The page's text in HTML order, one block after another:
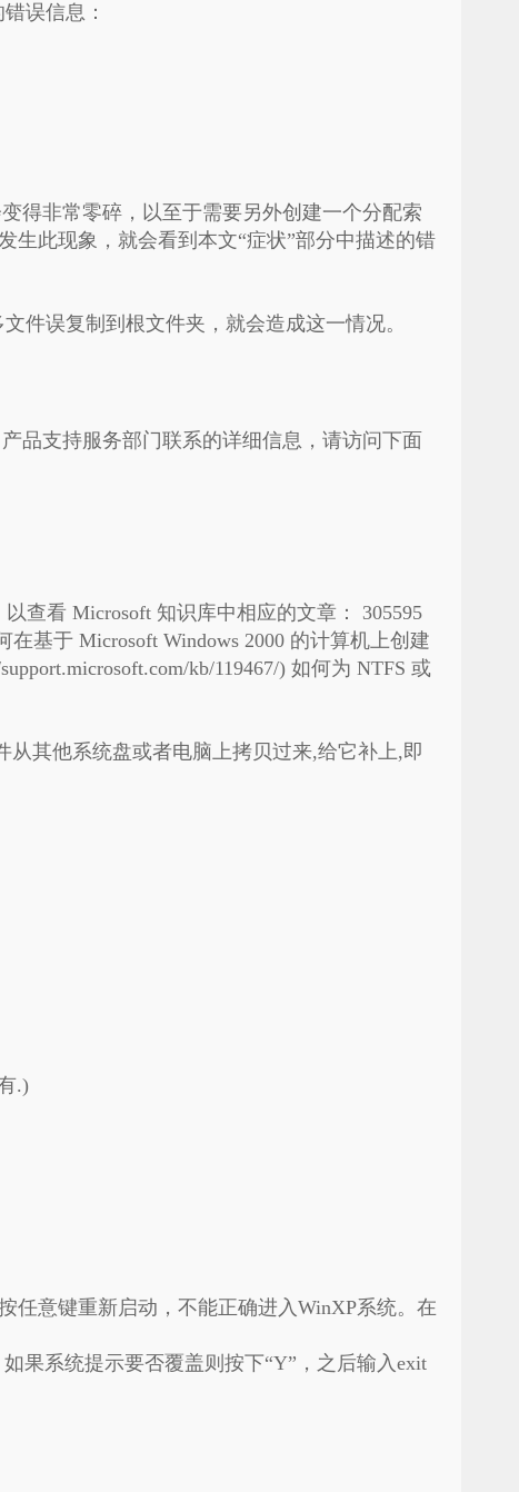
误信息：
得非常零碎，以至于需要另外创建一个分配索
生此现象，就会看到本文“症状”部分中描述的错
件误复制到根文件夹，就会造成这一情况。
品支持服务部门联系的详细信息，请访问下面
查看 Microsoft 知识库中相应的文章： 305595
在基于 Microsoft Windows 2000 的计算机上创建
kb/119467/) 如何为 NTFS 或
其他系统盘或者电脑上拷贝过来,给它补上,即
.)
任意键重新启动，不能正确进入WinXP系统。在
果系统提示要否覆盖则按下“Y”，之后输入exit